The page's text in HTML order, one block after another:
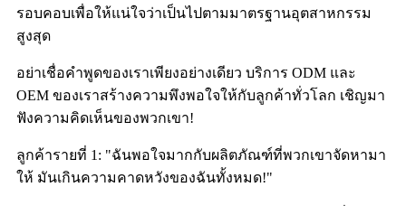
รอบคอบเพื่อให้แน่ใจว่าเป็นไปตามมาตรฐานอุตสาหกรรม
สูงสุด
อย่าเชื่อคำพูดของเราเพียงอย่างเดียว บริการ ODM และ
OEM ของเราสร้างความพึงพอใจให้กับลูกค้าทั่วโลก เชิญมา
ฟังความคิดเห็นของพวกเขา!
ลูกค้ารายที่ 1: "ฉันพอใจมากกับผลิตภัณฑ์ที่พวกเขาจัดหามา
ให้ มันเกินความคาดหวังของฉันทั้งหมด!"